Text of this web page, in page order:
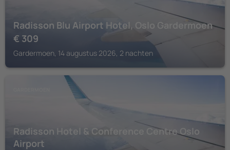
Radisson Blu Airport Hotel, Oslo Gardermoen
€ 309
Gardermoen, 14 augustus 2026, 2 nachten
Radisson Hotel & Conference Centre Oslo
Airport